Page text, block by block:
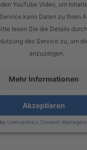
YouTube Video, um
kann Daten zu Ihren
lesen Sie die Details
des Service zu, um
anzuzeigen.
Mehr Informationen
Akzeptieren
Usercentrics Consent